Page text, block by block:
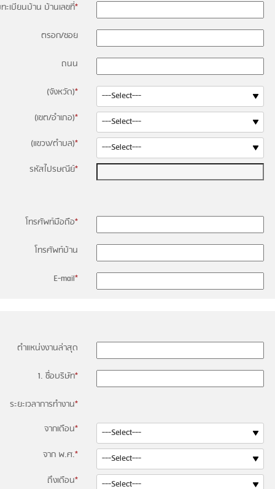
ะเบียนบ้าน บ้านเลขที่*
ตรอก/ซอย
ถนน
(จังหวัด)*
(เขต/อำเภอ)*
(แขวง/ตำบล)*
รหัสไปรษณีย์*
โทรศัพท์มือถือ*
โทรศัพท์บ้าน
E-mail*
ตำแหน่งงานล่าสุด
1. ชื่อบริษัท*
ระยะเวลาการทำงาน*
จากเดือน*
จาก พ.ศ.*
ถึงเดือน*